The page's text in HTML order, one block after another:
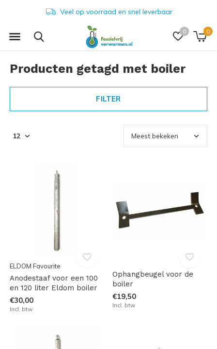
0 0
Veel op voorraad en snel leverbaar
Producten getagd met boiler
FILTER
ELDOM Favourite
Anodestaaf voor een 100
en 120 liter Eldom boiler
€30,00
Incl. btw
Ophangbeugel voor de
boiler
€19,50
Incl. btw